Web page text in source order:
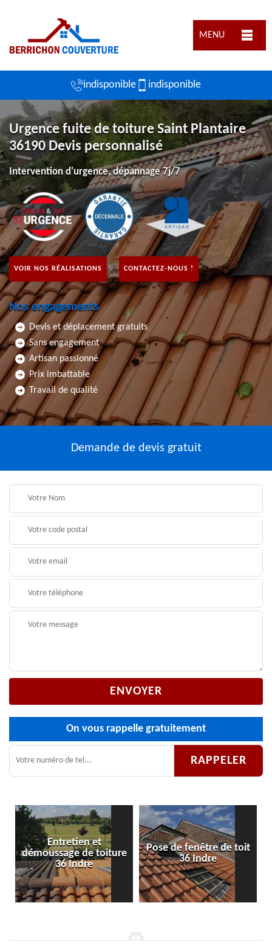
MENU
indisponible indisponible
Urgence fuite de toiture Saint Plantaire
36190 Devis personnalisé
Intervention d'urgence, dépannage 7j/7
VOIR NOS RÉALISATIONS CONTACTEZ-NOUS !
Nos engagements
Devis et déplacement gratuits
Sans engagement
Artisan passionné
Prix imbattable
Travail de qualité
Demande de devis gratuit
On vous rappelle gratuitement
Entretien et
démoussage de toiture
36 Indre
Pose de fenêtre de toit
36 Indre